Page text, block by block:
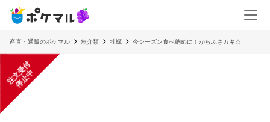
産直・通販のポケマル 魚介類 牡蠣 今シーズン食べ納めに！からふさカキ☆
注
文
受
付
停
止
中